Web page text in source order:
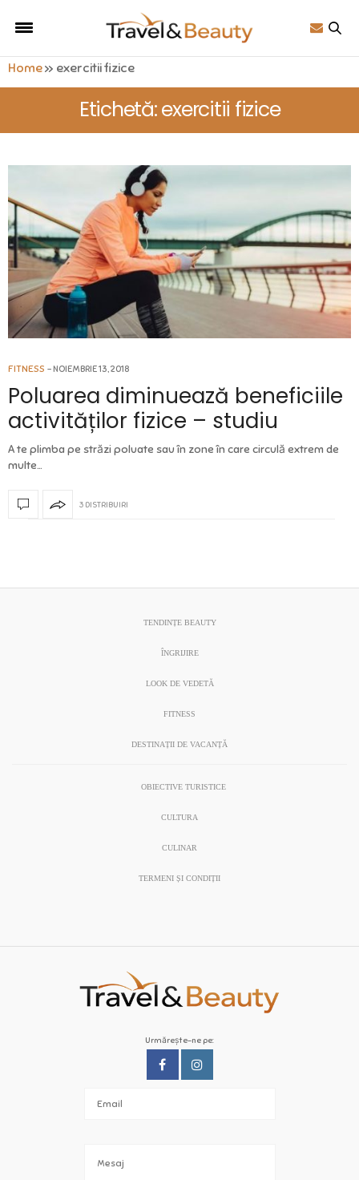
Home» exercitii fizice
Etichetă: exercitii fizice
FITNESS NOIEMBRIE 13, 2018
Poluarea diminuează beneficiile
activităților fizice – studiu
A te plimba pe străzi poluate sau în zone în care circulă extrem de
multe…
3 DISTRIBUIRI
TENDINȚE BEAUTY
ÎNGRIJIRE
LOOK DE VEDETĂ
FITNESS
DESTINAȚII DE VACANȚĂ
OBIECTIVE TURISTICE
CULTURA
CULINAR
TERMENI ȘI CONDIȚII
Urmărește-ne pe: